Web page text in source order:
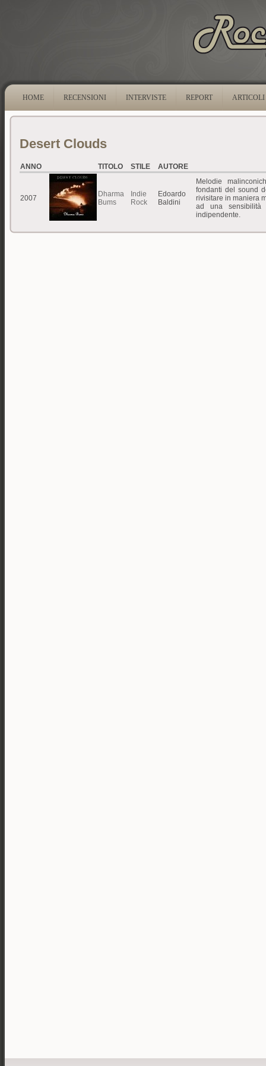
HOME RECENSIONI INTERVISTE REPORT ARTICOLI
Desert Clouds
ANNO TITOLO STILE AUTORE
2007
Dharma
Bums
Indie
Rock
Edoardo
Baldini
Melodie
fondanti del sound
rivisitare in maniera
ad una sensibilità
indipendente.